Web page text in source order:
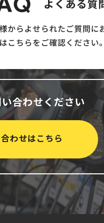
合わせください
わせはこちら